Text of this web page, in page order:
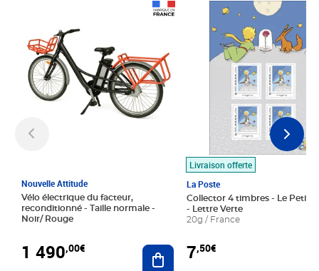
Nouvelle Attitude
Vélo électrique du facteur,
reconditionné - Taille normale -
Noir/ Rouge
1 490,00€ Ajouter au panier
Livraison offerte
La Poste
Collector 4 timbres - Le Petit
- Lettre Verte
20g / France
7,50€
Prix 7,50€